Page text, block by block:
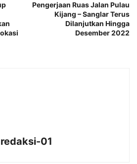
Pengerjaan Ruas Jalan Pulau
Kijang – Sanglar Terus
Dilanjutkan Hingga
Desember 2022
redaksi-01